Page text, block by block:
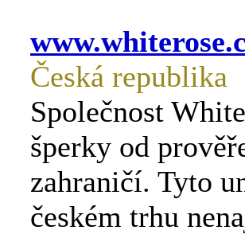
Česká republika
Společnost
šperky od
zahraničí. Tyto
českém trhu